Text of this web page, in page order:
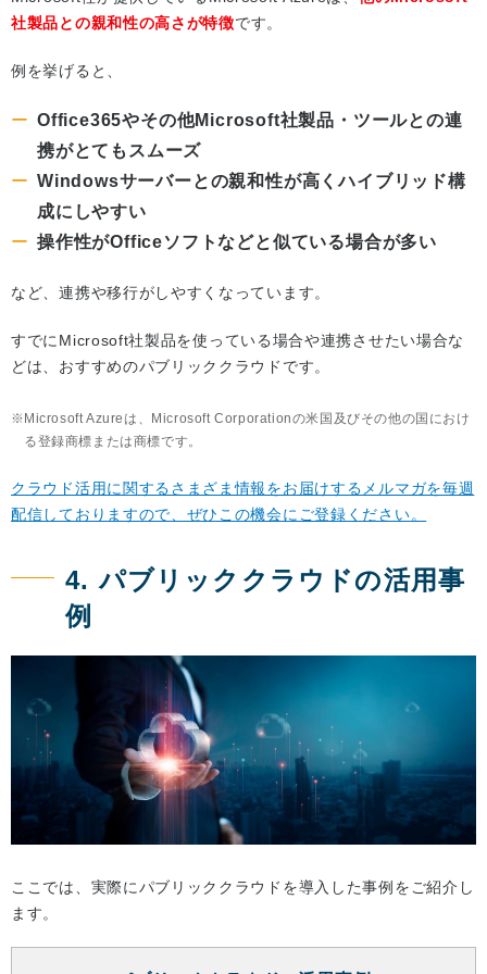
社製品との親和性の高さが特徴です。
例を挙げると、
Office365やその他Microsoft社製品・ツールとの連
携がとてもスムーズ
Windowsサーバーとの親和性が高くハイブリッド構
成にしやすい
操作性がOfficeソフトなどと似ている場合が多い
など、連携や移行がしやすくなっています。
すでにMicrosoft社製品を使っている場合や連携させたい場合な
どは、おすすめのパブリッククラウドです。
Microsoft Azureは、Microsoft Corporationの米国及びその他の国におけ
る登録商標または商標です。
クラウド活用に関するさまざま情報をお届けするメルマガを毎週
配信しておりますので、ぜひこの機会にご登録ください。
4. パブリッククラウドの活用事
例
ここでは、実際にパブリッククラウドを導入した事例をご紹介し
ます。